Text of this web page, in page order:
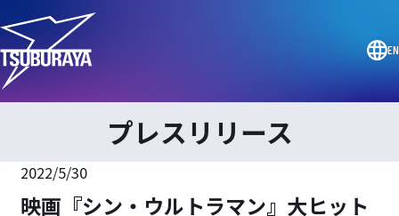
EN
プレスリリース
2022/5/30
映画『シン・ウルトラマン』大ヒット